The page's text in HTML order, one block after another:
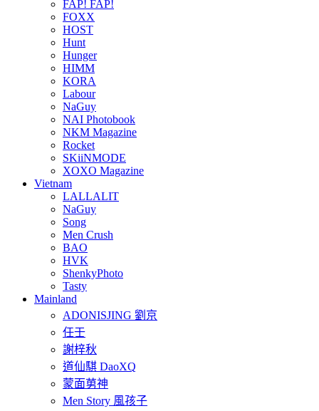
FAP! FAP!
FOXX
HOST
Hunt
Hunger
HIMM
KORA
Labour
NaGuy
NAI Photobook
NKM Magazine
Rocket
SKiiNMODE
XOXO Magazine
Vietnam
LALLALIT
NaGuy
Song
Men Crush
BAO
HVK
ShenkyPhoto
Tasty
Mainland
ADONISJING 劉京
任壬
謝梓秋
道仙騏 DaoXQ
蒙面莮神
Men Story 風孩子